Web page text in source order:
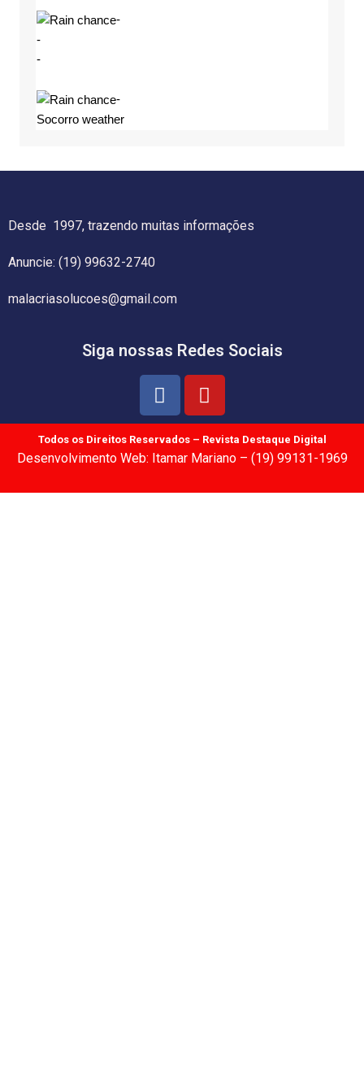
-
-
-
-
Socorro weather
Desde 1997, trazendo muitas informações
Anuncie: (19) 99632-2740
malacriasolucoes@gmail.com
Siga nossas Redes Sociais
Todos os Direitos Reservados – Revista Destaque Digital
Desenvolvimento Web: Itamar Mariano – (19) 99131-1969